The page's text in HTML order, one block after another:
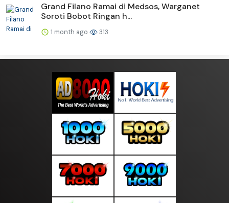
Grand Filano Ramai di Medsos, Warganet
Soroti Bobot Ringan h...
1 month ago 313